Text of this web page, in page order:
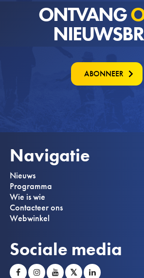
ONTVANG
ABONNEER
Navigatie
Nieuws
Programma
Wie is wie
Contacteer ons
Webwinkel
Sociale media
𝕏